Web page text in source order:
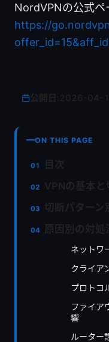
NordVPNの公式ペ
https://
ON THIS PAGE
ネットワ
クライア
プロトコ
ファイア
響
ルーター